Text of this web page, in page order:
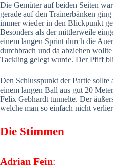
Die Gemüter auf beiden Seiten
gerade auf den Trainerbänken
immer wieder in den Blickpunkt
Besonders als der mittlerweile
einem langen Sprint durch die
durchbrach und da abziehen
Tackling gelegt wurde. Der Pfiff
Den Schlusspunkt der Partie sollte
einem langen Ball aus gut 20
Felix Gebhardt tunnelte. Der
welche man so einfach nicht
Die Stimmen
Adrian Fein: